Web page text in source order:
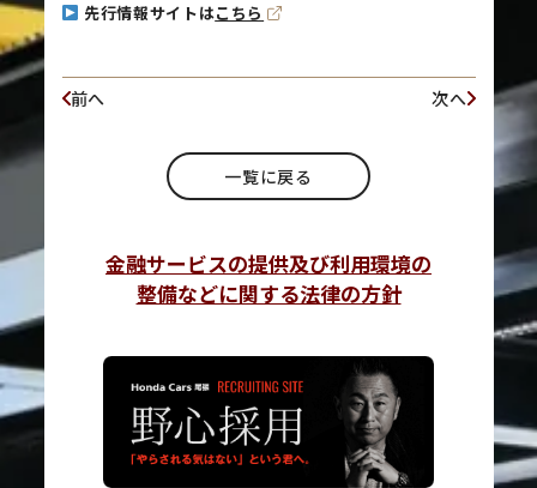
先行情報サイトはこちら
前へ 次へ
一覧に戻る
金融サービスの提供及び利用環境の
整備などに関する法律の方針